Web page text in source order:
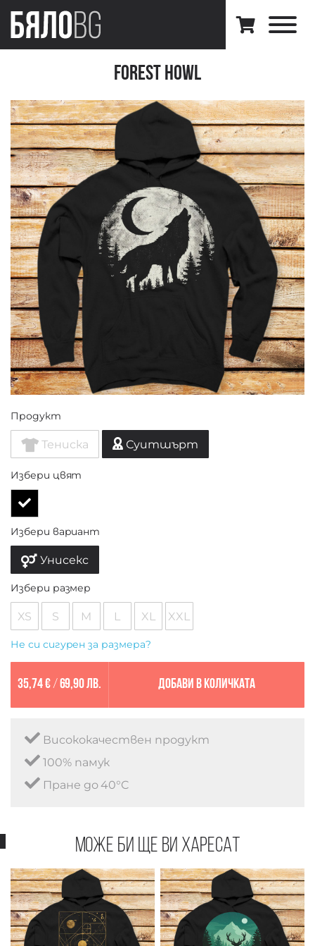
Forest Howl
Продукт
Тениска Суитшърт
Избери цвят
Избери вариант
Унисекс
Избери размер
XS S M L XL XXL
Не си сигурен за размера?
35,74 €/ 69,90 лв. Добави в количката
Висококачествен продукт
100% памук
Пране до 40°C
Може би ще ви харесат